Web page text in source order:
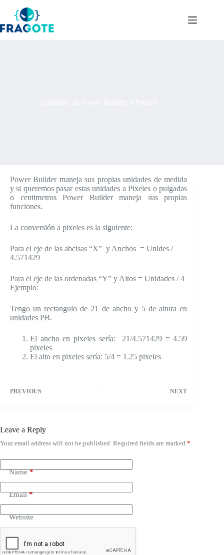
content
Power Builder maneja sus propias unidades de medida
y si queremos pasar estas unidades a Pixeles o pulgadas
o centimetros Power Builder maneja sus propias
funciones.
La conversión a pixeles es la siguiente:
Para el eje de las abcisas “X” y Anchos = Unides /
4.571429
Para el eje de las ordenadas “Y” y Altos = Unidades / 4
Ejemplo:
Tengo un rectangulo de 21 de ancho y 5 de altura en
unidades PB.
El ancho en pixeles sería: 21/4.571429 = 4.59
pixeles
El alto en pixeles sería: 5/4 = 1.25 pixeles
PREVIOUS NEXT
Leave a Reply
Your email address will not be published. Required fields are marked *
Name*
Email*
Website